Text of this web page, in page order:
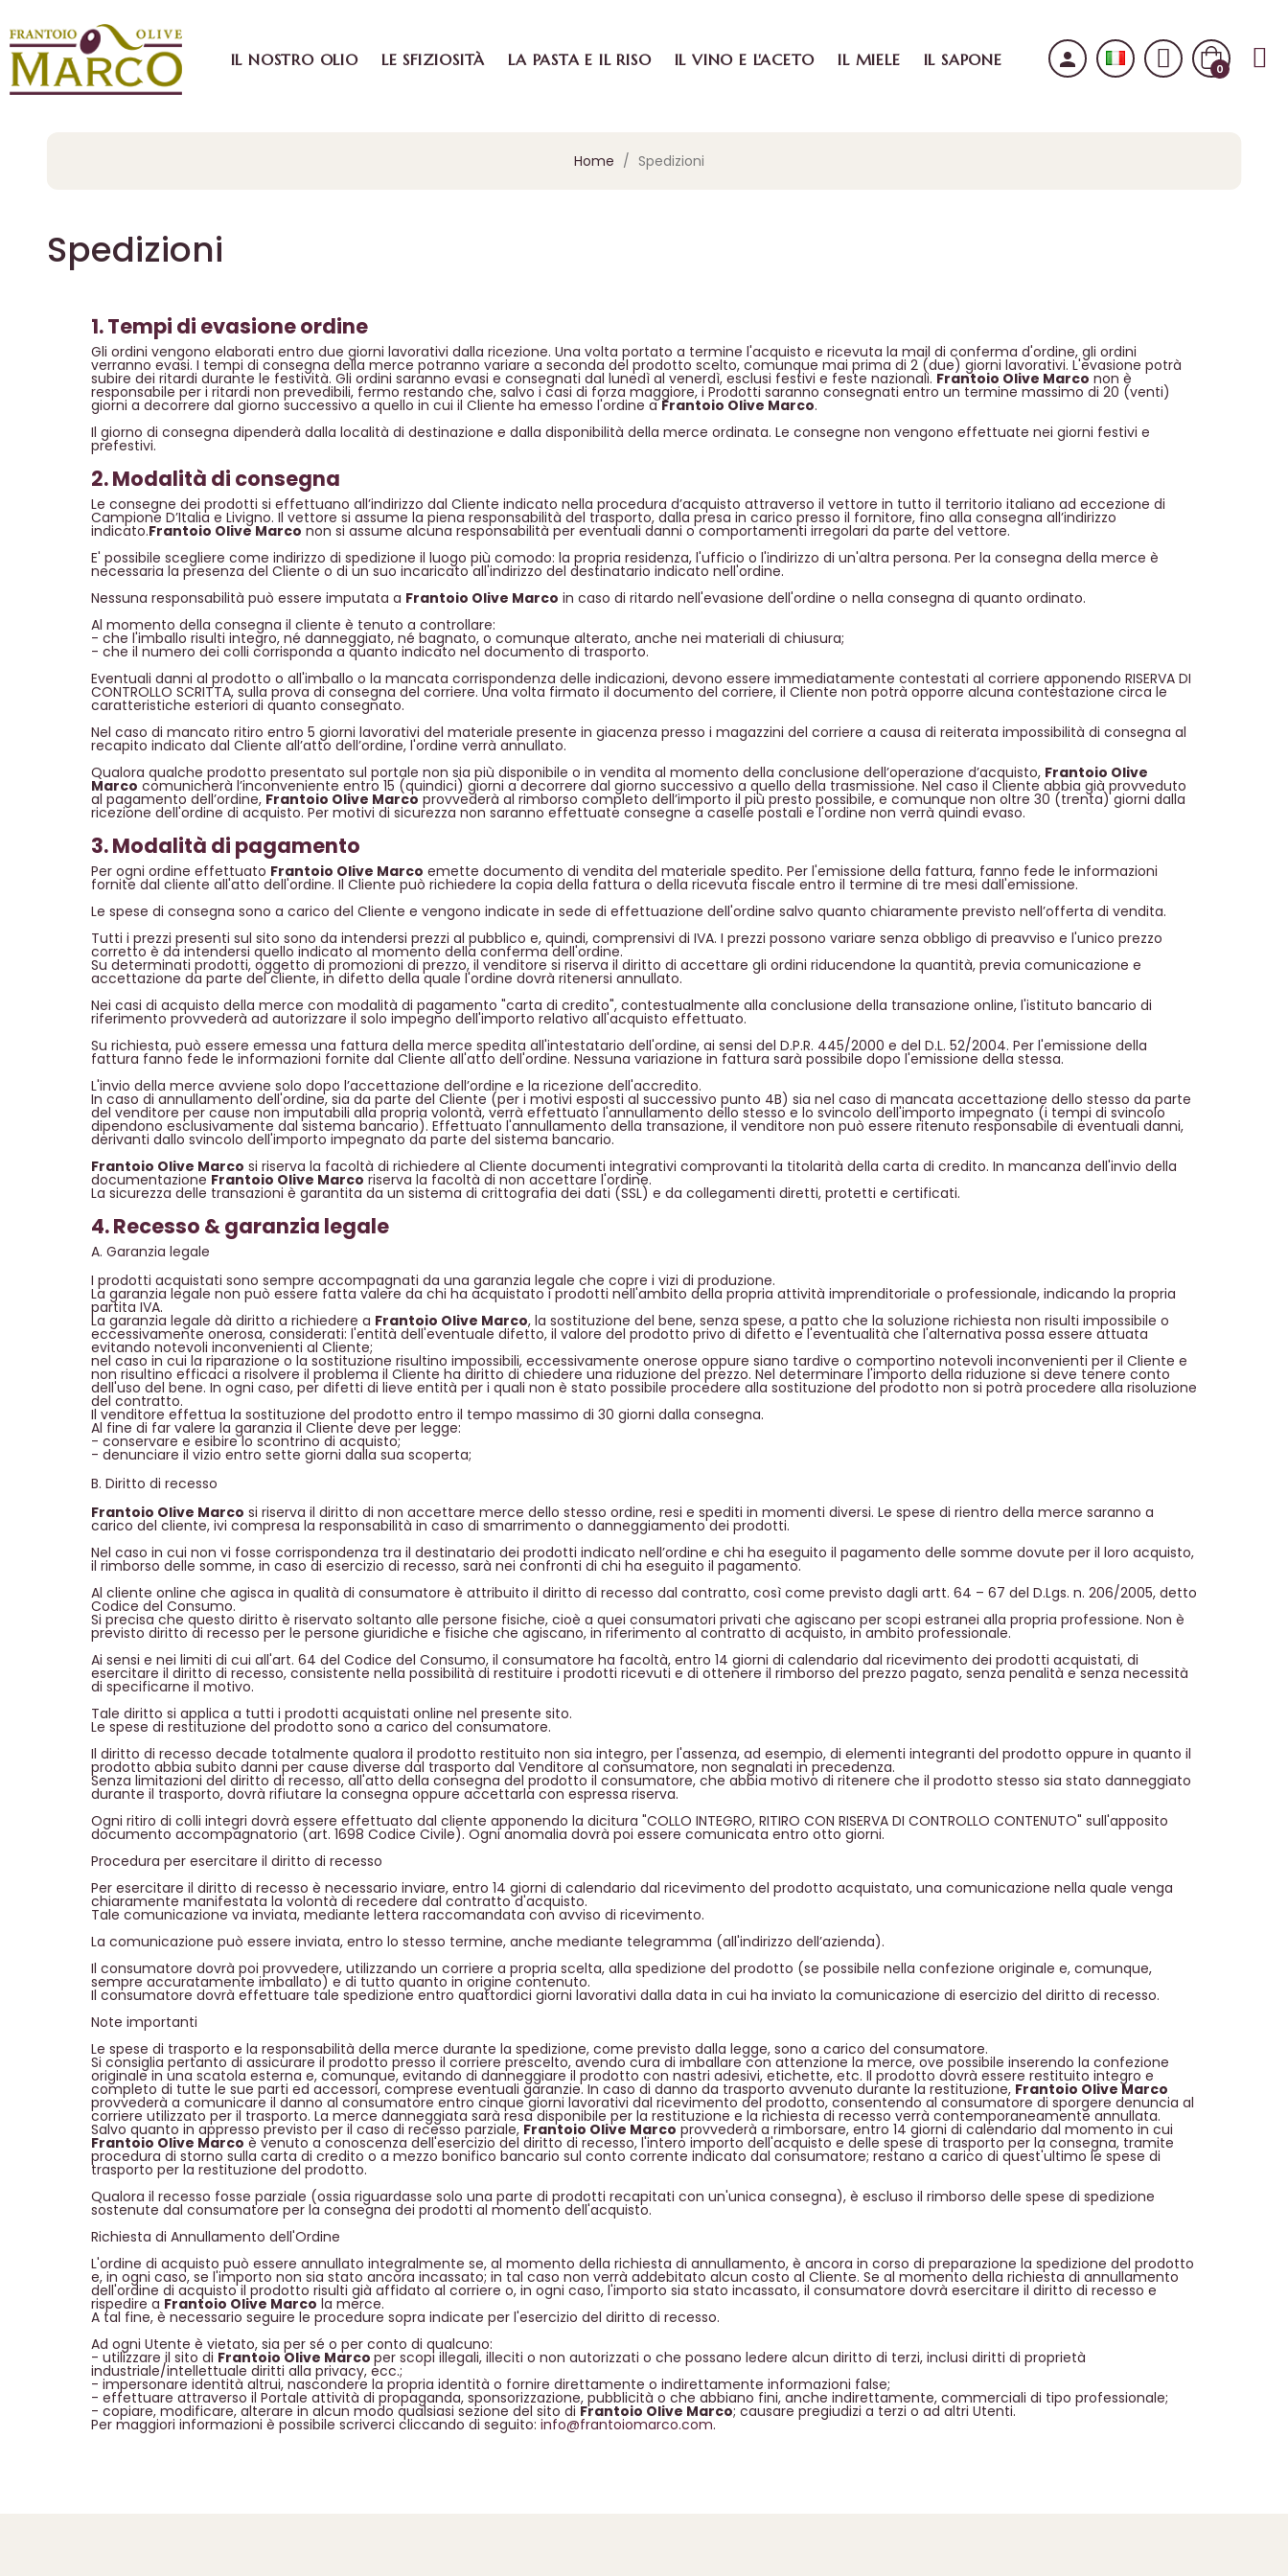
IL NOSTRO OLIO LE SFIZIOSITÀ LA PASTA E IL RISO IL VINO E L'ACETO IL MIELE IL SAPONE person 0
Home Spedizioni
Spedizioni
1. Tempi di evasione ordine
Gli ordini vengono elaborati entro due giorni lavorativi dalla ricezione. Una volta portato a termine l'acquisto e ricevuta la mail di conferma d'ordine, gli ordini
verranno evasi. I tempi di consegna della merce potranno variare a seconda del prodotto scelto, comunque mai prima di 2 (due) giorni lavorativi. L'evasione potrà
subire dei ritardi durante le festività. Gli ordini saranno evasi e consegnati dal lunedì al venerdì, esclusi festivi e feste nazionali. Frantoio Olive Marco non è
responsabile per i ritardi non prevedibili, fermo restando che, salvo i casi di forza maggiore, i Prodotti saranno consegnati entro un termine massimo di 20 (venti)
giorni a decorrere dal giorno successivo a quello in cui il Cliente ha emesso l'ordine aFrantoio Olive Marco.
Il giorno di consegna dipenderà dalla località di destinazione e dalla disponibilità della merce ordinata. Le consegne non vengono effettuate nei giorni festivi e
prefestivi.
2. Modalità di consegna
Le consegne dei prodotti si effettuano all’indirizzo dal Cliente indicato nella procedura d’acquisto attraverso il vettore in tutto il territorio italiano ad eccezione di
Campione D’Italia e Livigno. Il vettore si assume la piena responsabilità del trasporto, dalla presa in carico presso il fornitore, fino alla consegna all’indirizzo
indicato.Frantoio Olive Marco non si assume alcuna responsabilità per eventuali danni o comportamenti irregolari da parte del vettore.
E' possibile scegliere come indirizzo di spedizione il luogo più comodo: la propria residenza, l'ufficio o l'indirizzo di un'altra persona. Per la consegna della merce è
necessaria la presenza del Cliente o di un suo incaricato all'indirizzo del destinatario indicato nell'ordine.
Nessuna responsabilità può essere imputata a Frantoio Olive Marco in caso di ritardo nell'evasione dell'ordine o nella consegna di quanto ordinato.
Al momento della consegna il cliente è tenuto a controllare:
- che l'imballo risulti integro, né danneggiato, né bagnato, o comunque alterato, anche nei materiali di chiusura;
- che il numero dei colli corrisponda a quanto indicato nel documento di trasporto.
Eventuali danni al prodotto o all'imballo o la mancata corrispondenza delle indicazioni, devono essere immediatamente contestati al corriere apponendo RISERVA DI
CONTROLLO SCRITTA, sulla prova di consegna del corriere. Una volta firmato il documento del corriere, il Cliente non potrà opporre alcuna contestazione circa le
caratteristiche esteriori di quanto consegnato.
Nel caso di mancato ritiro entro 5 giorni lavorativi del materiale presente in giacenza presso i magazzini del corriere a causa di reiterata impossibilità di consegna al
recapito indicato dal Cliente all’atto dell’ordine, l'ordine verrà annullato.
Qualora qualche prodotto presentato sul portale non sia più disponibile o in vendita al momento della conclusione dell’operazione d’acquisto, Frantoio Olive
Marco comunicherà l’inconveniente entro 15 (quindici) giorni a decorrere dal giorno successivo a quello della trasmissione. Nel caso il Cliente abbia già provveduto
al pagamento dell’ordine, Frantoio Olive Marco provvederà al rimborso completo dell’importo il più presto possibile, e comunque non oltre 30 (trenta) giorni dalla
ricezione dell'ordine di acquisto. Per motivi di sicurezza non saranno effettuate consegne a caselle postali e l'ordine non verrà quindi evaso.
3. Modalità di pagamento
Per ogni ordine effettuato Frantoio Olive Marco emette documento di vendita del materiale spedito. Per l'emissione della fattura, fanno fede le informazioni
fornite dal cliente all'atto dell'ordine. Il Cliente può richiedere la copia della fattura o della ricevuta fiscale entro il termine di tre mesi dall'emissione.
Le spese di consegna sono a carico del Cliente e vengono indicate in sede di effettuazione dell'ordine salvo quanto chiaramente previsto nell’offerta di vendita.
Tutti i prezzi presenti sul sito sono da intendersi prezzi al pubblico e, quindi, comprensivi di IVA. I prezzi possono variare senza obbligo di preavviso e l'unico prezzo
corretto è da intendersi quello indicato al momento della conferma dell'ordine.
Su determinati prodotti, oggetto di promozioni di prezzo, il venditore si riserva il diritto di accettare gli ordini riducendone la quantità, previa comunicazione e
accettazione da parte del cliente, in difetto della quale l'ordine dovrà ritenersi annullato.
Nei casi di acquisto della merce con modalità di pagamento "carta di credito", contestualmente alla conclusione della transazione online, l'istituto bancario di
riferimento provvederà ad autorizzare il solo impegno dell'importo relativo all'acquisto effettuato.
Su richiesta, può essere emessa una fattura della merce spedita all'intestatario dell'ordine, ai sensi del D.P.R. 445/2000 e del D.L. 52/2004. Per l'emissione della
fattura fanno fede le informazioni fornite dal Cliente all'atto dell'ordine. Nessuna variazione in fattura sarà possibile dopo l'emissione della stessa.
L'invio della merce avviene solo dopo l’accettazione dell’ordine e la ricezione dell'accredito.
In caso di annullamento dell'ordine, sia da parte del Cliente (per i motivi esposti al successivo punto 4B) sia nel caso di mancata accettazione dello stesso da parte
del venditore per cause non imputabili alla propria volontà, verrà effettuato l'annullamento dello stesso e lo svincolo dell'importo impegnato (i tempi di svincolo
dipendono esclusivamente dal sistema bancario). Effettuato l'annullamento della transazione, il venditore non può essere ritenuto responsabile di eventuali danni,
derivanti dallo svincolo dell'importo impegnato da parte del sistema bancario.
Frantoio Olive Marco si riserva la facoltà di richiedere al Cliente documenti integrativi comprovanti la titolarità della carta di credito. In mancanza dell'invio della
documentazione Frantoio Olive Marco riserva la facoltà di non accettare l'ordine.
La sicurezza delle transazioni è garantita da un sistema di crittografia dei dati (SSL) e da collegamenti diretti, protetti e certificati.
4. Recesso & garanzia legale
A. Garanzia legale
I prodotti acquistati sono sempre accompagnati da una garanzia legale che copre i vizi di produzione.
La garanzia legale non può essere fatta valere da chi ha acquistato i prodotti nell'ambito della propria attività imprenditoriale o professionale, indicando la propria
partita IVA.
La garanzia legale dà diritto a richiedere a Frantoio Olive Marco, la sostituzione del bene, senza spese, a patto che la soluzione richiesta non risulti impossibile o
eccessivamente onerosa, considerati: l'entità dell'eventuale difetto, il valore del prodotto privo di difetto e l'eventualità che l'alternativa possa essere attuata
evitando notevoli inconvenienti al Cliente;
nel caso in cui la riparazione o la sostituzione risultino impossibili, eccessivamente onerose oppure siano tardive o comportino notevoli inconvenienti per il Cliente e
non risultino efficaci a risolvere il problema il Cliente ha diritto di chiedere una riduzione del prezzo. Nel determinare l'importo della riduzione si deve tenere conto
dell'uso del bene. In ogni caso, per difetti di lieve entità per i quali non è stato possibile procedere alla sostituzione del prodotto non si potrà procedere alla risoluzione
del contratto.
Il venditore effettua la sostituzione del prodotto entro il tempo massimo di 30 giorni dalla consegna.
Al fine di far valere la garanzia il Cliente deve per legge:
- conservare e esibire lo scontrino di acquisto;
- denunciare il vizio entro sette giorni dalla sua scoperta;
B. Diritto di recesso
Frantoio Olive Marco si riserva il diritto di non accettare merce dello stesso ordine, resi e spediti in momenti diversi. Le spese di rientro della merce saranno a
carico del cliente, ivi compresa la responsabilità in caso di smarrimento o danneggiamento dei prodotti.
Nel caso in cui non vi fosse corrispondenza tra il destinatario dei prodotti indicato nell’ordine e chi ha eseguito il pagamento delle somme dovute per il loro acquisto,
il rimborso delle somme, in caso di esercizio di recesso, sarà nei confronti di chi ha eseguito il pagamento.
Al cliente online che agisca in qualità di consumatore è attribuito il diritto di recesso dal contratto, così come previsto dagli artt. 64 – 67 del D.Lgs. n. 206/2005, detto
Codice del Consumo.
Si precisa che questo diritto è riservato soltanto alle persone fisiche, cioè a quei consumatori privati che agiscano per scopi estranei alla propria professione. Non è
previsto diritto di recesso per le persone giuridiche e fisiche che agiscano, in riferimento al contratto di acquisto, in ambito professionale.
Ai sensi e nei limiti di cui all'art. 64 del Codice del Consumo, il consumatore ha facoltà, entro 14 giorni di calendario dal ricevimento dei prodotti acquistati, di
esercitare il diritto di recesso, consistente nella possibilità di restituire i prodotti ricevuti e di ottenere il rimborso del prezzo pagato, senza penalità e senza necessità
di specificarne il motivo.
Tale diritto si applica a tutti i prodotti acquistati online nel presente sito.
Le spese di restituzione del prodotto sono a carico del consumatore.
Il diritto di recesso decade totalmente qualora il prodotto restituito non sia integro, per l'assenza, ad esempio, di elementi integranti del prodotto oppure in quanto il
prodotto abbia subito danni per cause diverse dal trasporto dal Venditore al consumatore, non segnalati in precedenza.
Senza limitazioni del diritto di recesso, all'atto della consegna del prodotto il consumatore, che abbia motivo di ritenere che il prodotto stesso sia stato danneggiato
durante il trasporto, dovrà rifiutare la consegna oppure accettarla con espressa riserva.
Ogni ritiro di colli integri dovrà essere effettuato dal cliente apponendo la dicitura "COLLO INTEGRO, RITIRO CON RISERVA DI CONTROLLO CONTENUTO" sull'apposito
documento accompagnatorio (art. 1698 Codice Civile). Ogni anomalia dovrà poi essere comunicata entro otto giorni.
Procedura per esercitare il diritto di recesso
Per esercitare il diritto di recesso è necessario inviare, entro 14 giorni di calendario dal ricevimento del prodotto acquistato, una comunicazione nella quale venga
chiaramente manifestata la volontà di recedere dal contratto d'acquisto.
Tale comunicazione va inviata, mediante lettera raccomandata con avviso di ricevimento.
La comunicazione può essere inviata, entro lo stesso termine, anche mediante telegramma (all'indirizzo dell’azienda).
Il consumatore dovrà poi provvedere, utilizzando un corriere a propria scelta, alla spedizione del prodotto (se possibile nella confezione originale e, comunque,
sempre accuratamente imballato) e di tutto quanto in origine contenuto.
Il consumatore dovrà effettuare tale spedizione entro quattordici giorni lavorativi dalla data in cui ha inviato la comunicazione di esercizio del diritto di recesso.
Note importanti
Le spese di trasporto e la responsabilità della merce durante la spedizione, come previsto dalla legge, sono a carico del consumatore.
Si consiglia pertanto di assicurare il prodotto presso il corriere prescelto, avendo cura di imballare con attenzione la merce, ove possibile inserendo la confezione
originale in una scatola esterna e, comunque, evitando di danneggiare il prodotto con nastri adesivi, etichette, etc. Il prodotto dovrà essere restituito integro e
completo di tutte le sue parti ed accessori, comprese eventuali garanzie. In caso di danno da trasporto avvenuto durante la restituzione, Frantoio Olive Marco
provvederà a comunicare il danno al consumatore entro cinque giorni lavorativi dal ricevimento del prodotto, consentendo al consumatore di sporgere denuncia al
corriere utilizzato per il trasporto. La merce danneggiata sarà resa disponibile per la restituzione e la richiesta di recesso verrà contemporaneamente annullata.
Salvo quanto in appresso previsto per il caso di recesso parziale, Frantoio Olive Marco provvederà a rimborsare, entro 14 giorni di calendario dal momento in cui
Frantoio Olive Marco è venuto a conoscenza dell'esercizio del diritto di recesso, l'intero importo dell'acquisto e delle spese di trasporto per la consegna, tramite
procedura di storno sulla carta di credito o a mezzo bonifico bancario sul conto corrente indicato dal consumatore; restano a carico di quest'ultimo le spese di
trasporto per la restituzione del prodotto.
Qualora il recesso fosse parziale (ossia riguardasse solo una parte di prodotti recapitati con un'unica consegna), è escluso il rimborso delle spese di spedizione
sostenute dal consumatore per la consegna dei prodotti al momento dell'acquisto.
Richiesta di Annullamento dell'Ordine
L'ordine di acquisto può essere annullato integralmente se, al momento della richiesta di annullamento, è ancora in corso di preparazione la spedizione del prodotto
e, in ogni caso, se l'importo non sia stato ancora incassato; in tal caso non verrà addebitato alcun costo al Cliente. Se al momento della richiesta di annullamento
dell'ordine di acquisto il prodotto risulti già affidato al corriere o, in ogni caso, l'importo sia stato incassato, il consumatore dovrà esercitare il diritto di recesso e
rispedire a Frantoio Olive Marco la merce.
A tal fine, è necessario seguire le procedure sopra indicate per l'esercizio del diritto di recesso.
Ad ogni Utente è vietato, sia per sé o per conto di qualcuno:
- utilizzare il sito di Frantoio Olive Marco per scopi illegali, illeciti o non autorizzati o che possano ledere alcun diritto di terzi, inclusi diritti di proprietà
industriale/intellettuale diritti alla privacy, ecc.;
- impersonare identità altrui, nascondere la propria identità o fornire direttamente o indirettamente informazioni false;
- effettuare attraverso il Portale attività di propaganda, sponsorizzazione, pubblicità o che abbiano fini, anche indirettamente, commerciali di tipo professionale;
- copiare, modificare, alterare in alcun modo qualsiasi sezione del sito di Frantoio Olive Marco; causare pregiudizi a terzi o ad altri Utenti.
Per maggiori informazioni è possibile scriverci cliccando di seguito: info@frantoiomarco.com​​​​​​​.